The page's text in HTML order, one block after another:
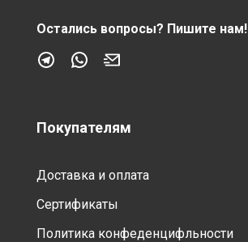
Остались вопросы? Пишите нам!
Покупателям
Доставка и оплата
Сертификаты
Политика конфеденцифльности